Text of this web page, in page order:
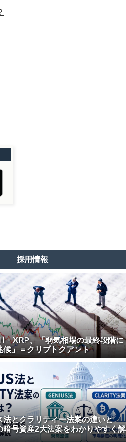
採用情報
・XRP、「弱気相場の最終段階に
候」＝クリプトクアント
法とクラリティー法案の違いと
暗号資産2大法案をわかりやすく解